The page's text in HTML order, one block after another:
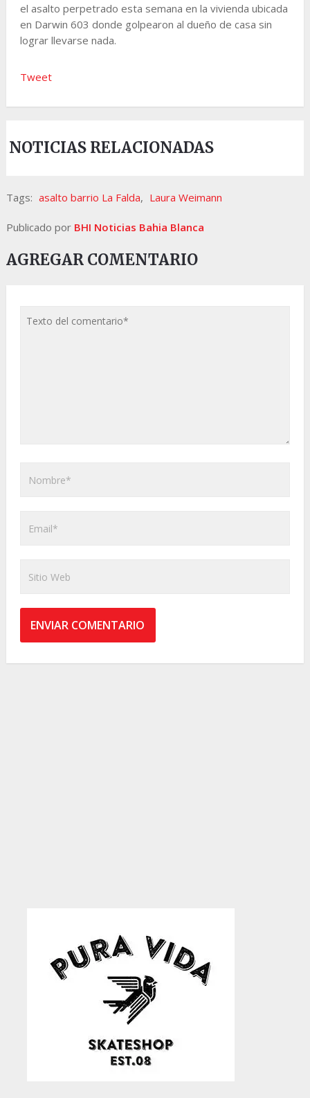
el asalto perpetrado esta semana en la vivienda ubicada
en Darwin 603 donde golpearon al dueño de casa sin
lograr llevarse nada.
Tweet
NOTICIAS RELACIONADAS
Tags: asalto barrio La Falda, Laura Weimann
Publicado por BHI Noticias Bahia Blanca
AGREGAR COMENTARIO